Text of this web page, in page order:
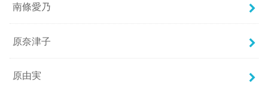
南條愛乃
原奈津子
原由実